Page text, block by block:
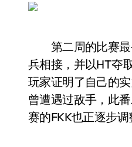
第二周的比赛最
兵相接，并以HT夺
玩家证明了自己的
曾遭遇过敌手，此
赛的FKK也正逐步